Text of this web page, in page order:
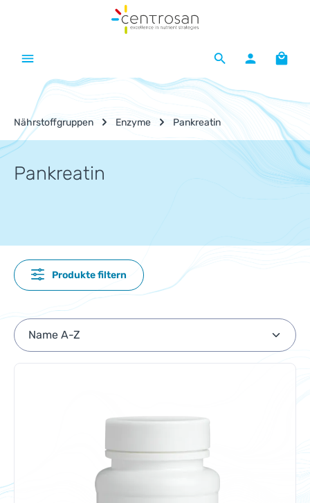
Zum Hauptinhalt springen
Nährstoffgruppen Enzyme Pankreatin
Pankreatin
Produkte filtern